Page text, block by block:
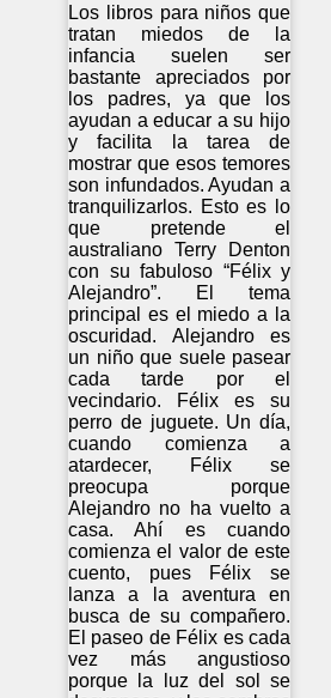
Los libros para niños que
tratan miedos de la
infancia suelen ser
bastante apreciados por
los padres, ya que los
ayudan a educar a su hijo
y facilita la tarea de
mostrar que esos temores
son infundados. Ayudan a
tranquilizarlos. Esto es lo
que pretende el
australiano Terry Denton
con su fabuloso “Félix y
Alejandro”. El tema
principal es el miedo a la
oscuridad. Alejandro es
un niño que suele pasear
cada tarde por el
vecindario. Félix es su
perro de juguete. Un día,
cuando comienza a
atardecer, Félix se
preocupa porque
Alejandro no ha vuelto a
casa. Ahí es cuando
comienza el valor de este
cuento, pues Félix se
lanza a la aventura en
busca de su compañero.
El paseo de Félix es cada
vez más angustioso
porque la luz del sol se